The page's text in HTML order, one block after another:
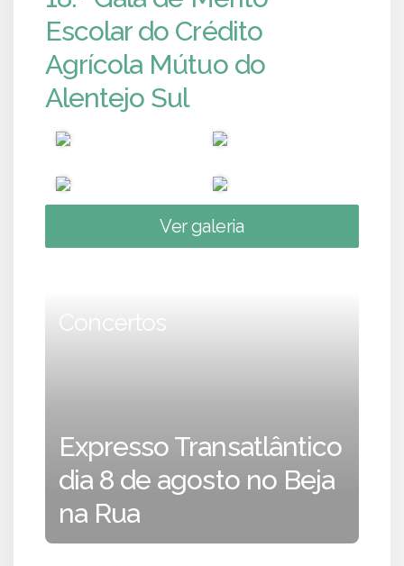
Escolar do Crédito
Agrícola Mútuo do
Alentejo Sul
Ver galeria
Concertos
Expresso Transatlântico
dia 8 de agosto no Beja
na Rua